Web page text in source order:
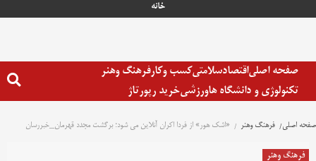
خانه
صفحه اصلیاقتصادسلامتیکسب وکارفرهنگ وهنر
تکنولوژی و دانشگاه هاورزشیخرید رپورتاژ
صفحه اصلی فرهنگ وهنر «اشک هور» از فردا اکران آنلاین می شود؛ برگشت مجدد قهرمان_خبررسان
فرهنگ وهنر